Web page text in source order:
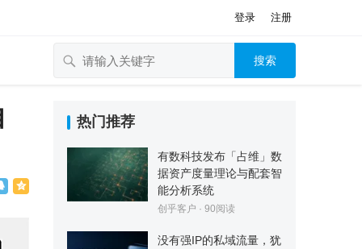
登录 注册
搜索
热门推荐
有数科技发布「占维」数
据资产度量理论与配套智
能分析系统
创乎客户 · 90阅读
没有强IP的私域流量，犹